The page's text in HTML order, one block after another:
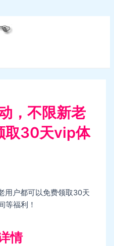
，不限新老
取30天vip体
用户都可以免费领取30天
等福利！
情